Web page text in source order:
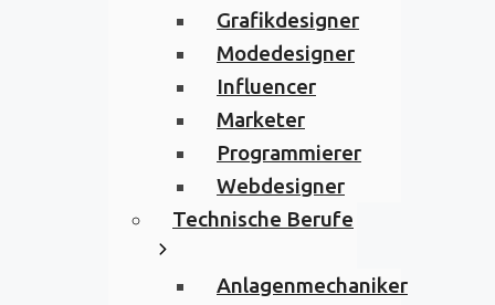
Grafikdesigner
Modedesigner
Influencer
Marketer
Programmierer
Webdesigner
Technische Berufe
Anlagenmechaniker